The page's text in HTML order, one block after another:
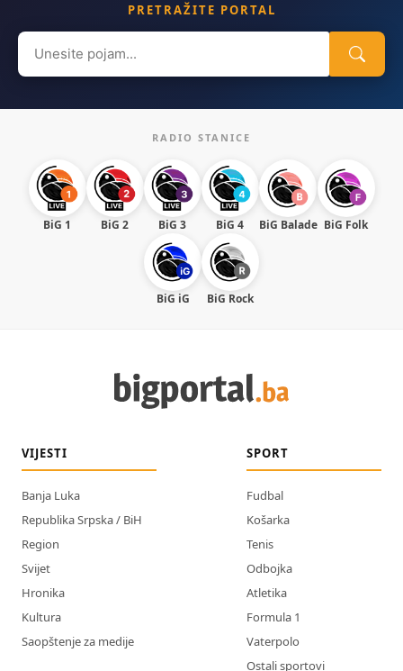
PRETRAŽITE PORTAL
Search
for:
RADIO STANICE
BiG 1 BiG 2 BiG 3 BiG 4 BiG Balade BiG Folk
BiG iG BiG Rock
VIJESTI
Banja Luka
Republika Srpska / BiH
Region
Svijet
Hronika
Kultura
Saopštenje za medije
SPORT
Fudbal
Košarka
Tenis
Odbojka
Atletika
Formula 1
Vaterpolo
Ostali sportovi